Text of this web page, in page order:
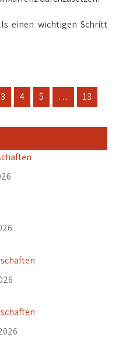
einen wichtigen Schritt
3 4 5 …
13